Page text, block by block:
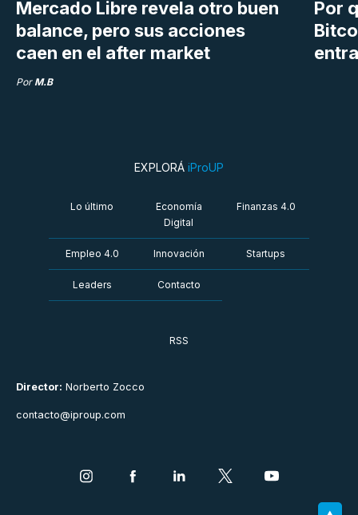
Mercado Libre revela otro buen
balance, pero sus acciones
caen en el after market
Por M.B
Por
Director: Norberto Zocco
contacto@iproup.com
EXPLORÁ iProUP
Lo último
Economía
Digital
Finanzas 4.0
Empleo 4.0 Innovación Startups
Leaders Contacto
RSS